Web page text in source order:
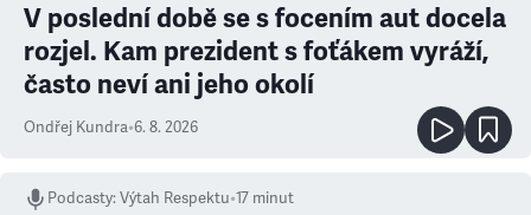
V poslední době se s focením aut docela
rozjel. Kam prezident s foťákem vyráží,
často neví ani jeho okolí
Ondřej Kundra•6. 8. 2026
Podcasty:Výtah Respektu•17 minut